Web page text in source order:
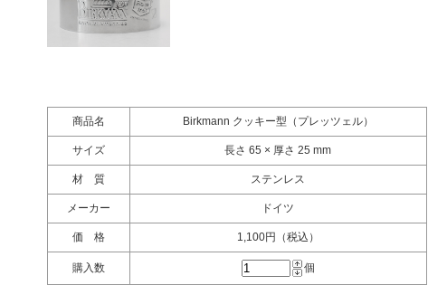
商品名 Birkmann クッキー型（プレッツェル）
サイズ 長さ 65 × 厚さ 25 mm
材 質 ステンレス
メーカー ドイツ
価 格 1,100円（税込）
購入数 個